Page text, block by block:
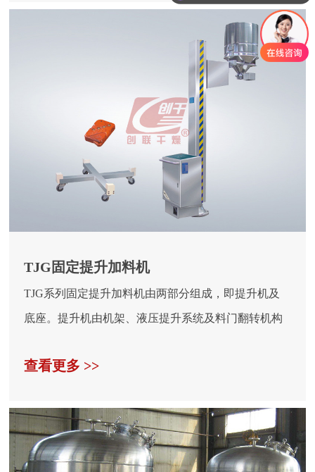
TJG固定提升加料机
TJG系列固定提升加料机由两部分组成，即提升机及
底座。提升机由机架、液压提升系统及料门翻转机构
查看更多 >>